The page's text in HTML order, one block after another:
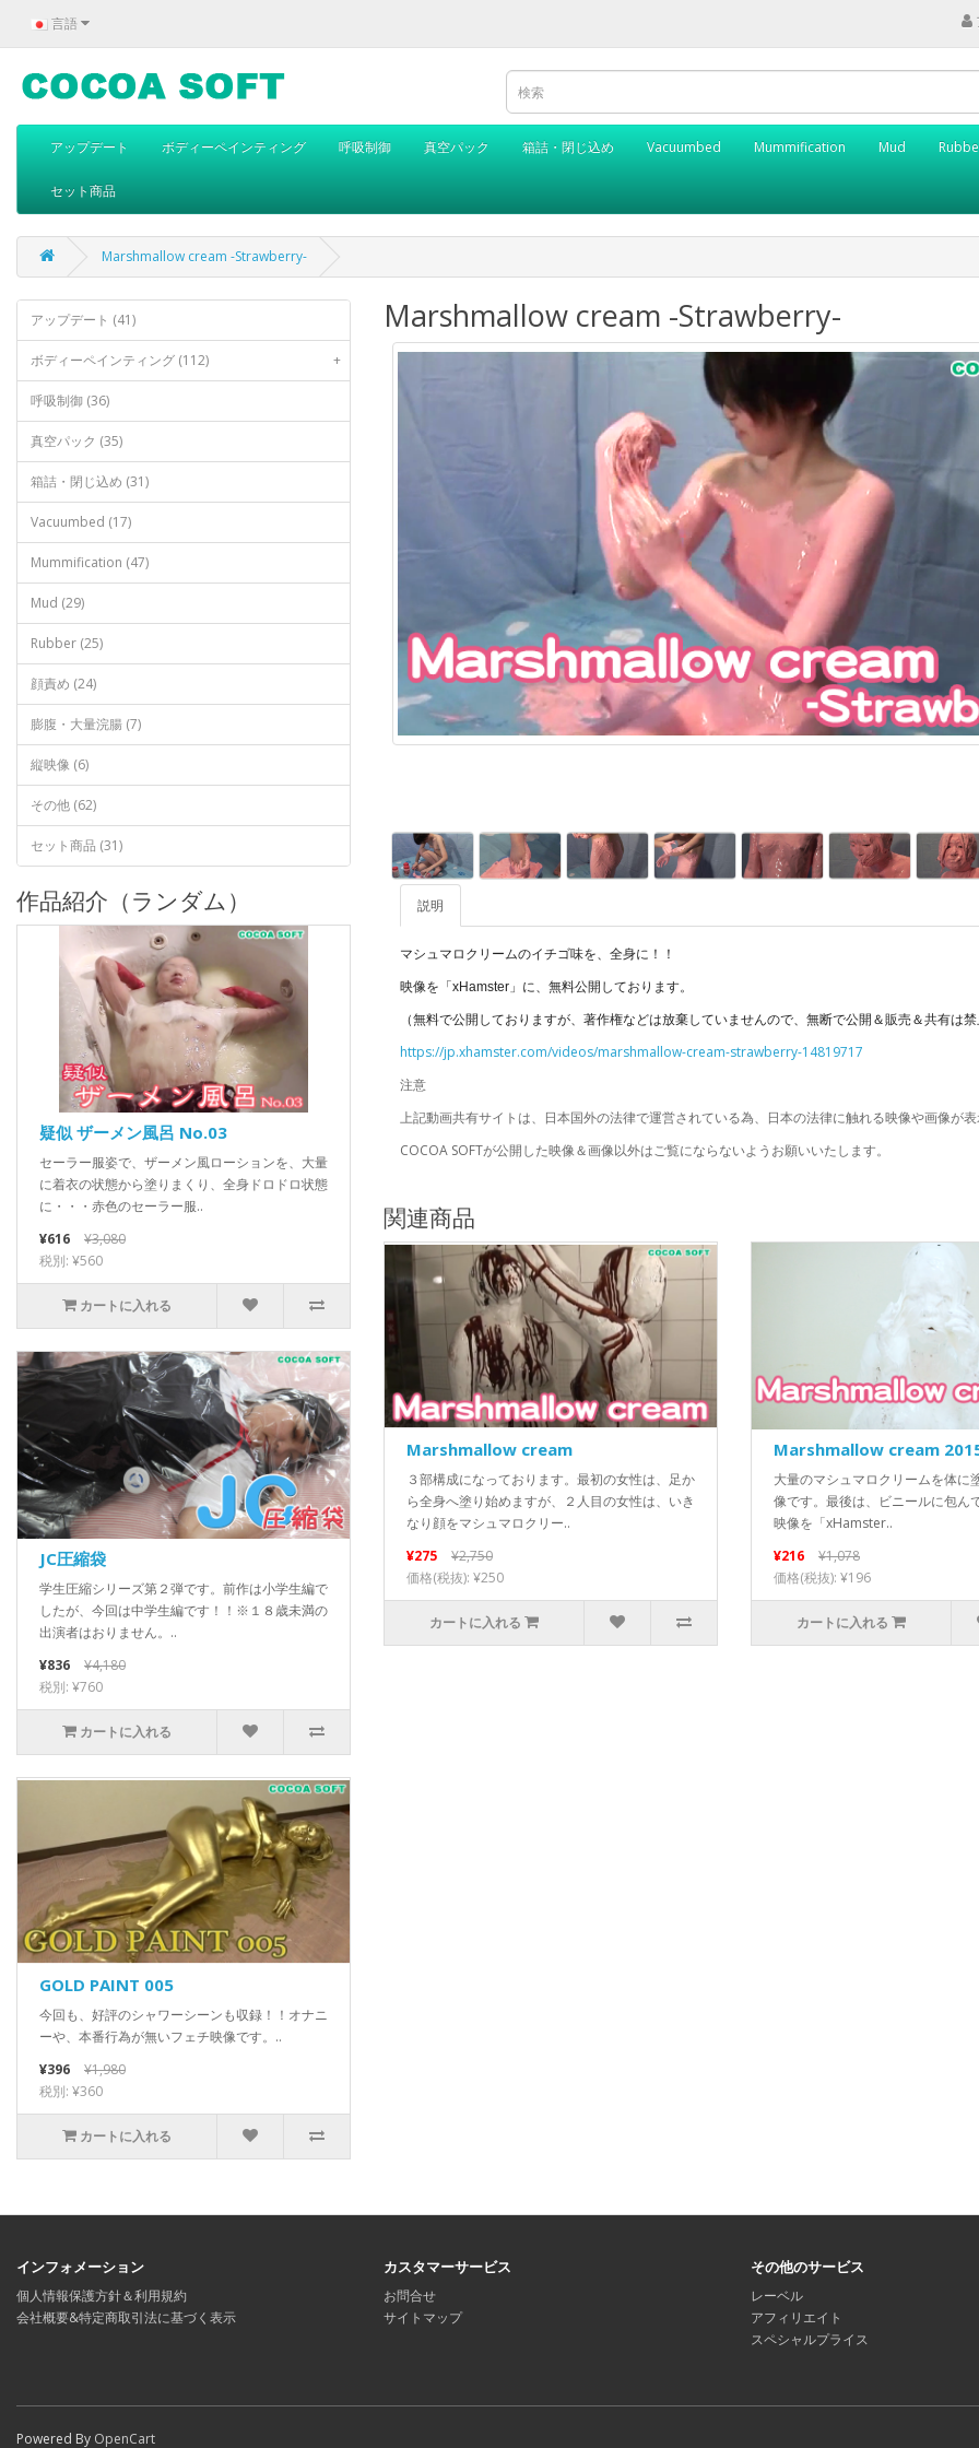
言語
アップデート ボディーペインティング 呼吸制御 真空パック 箱詰・閉じ込め Vacuumbed Mummification Mud
セット商品
Marshmallow cream -Strawberry-
アップデート (41)
ボディーペインティング (112) +
呼吸制御 (36)
真空パック (35)
箱詰・閉じ込め (31)
Vacuumbed (17)
Mummification (47)
Mud (29)
Rubber (25)
顔責め (24)
膨腹・大量浣腸 (7)
縦映像 (6)
その他 (62)
セット商品 (31)
作品紹介（ランダム）
疑似 ザーメン風呂 No.03
セーラー服姿で、ザーメン風ローションを、大量
に着衣の状態から塗りまくり、全身ドロドロ状態
に・・・赤色のセーラー服..
¥616
¥3,080
税別: ¥560
カートに入れる
JC圧縮袋
学生圧縮シリーズ第２弾です。前作は小学生編で
したが、今回は中学生編です！！※１８歳未満の
出演者はおりません。..
¥836
¥4,180
税別: ¥760
カートに入れる
GOLD PAINT 005
今回も、好評のシャワーシーンも収録！！オナニ
ーや、本番行為が無いフェチ映像です。..
¥396
¥1,980
税別: ¥360
カートに入れる
Marshmallow cream -Strawberry-
説明
マシュマロクリームのイチゴ味を、全身に！！
映像を「xHamster」に、無料公開しております。
（無料で公開しておりますが、著作権などは放棄していませんので、無断で公開＆販売＆共有は禁
https://jp.xhamster.com/videos/marshmallow-cream-strawberry-14819717
注意
上記動画共有サイトは、日本国外の法律で運営されている為、日本の法律に触れる映像や画像が表
COCOA SOFTが公開した映像＆画像以外はご覧にならないようお願いいたします。
関連商品
Marshmallow cream
３部構成になっております。最初の女性は、足か
ら全身へ塗り始めますが、２人目の女性は、いき
なり顔をマシュマロクリー..
¥275
¥2,750
価格(税抜): ¥250
カートに入れる
Marshmallow cream
大量のマシュマロクリームを体に
像です。最後は、ビニールに包ん
映像を「xHamster..
¥216
¥1,078
価格(税抜): ¥196
カートに入れる
インフォメーション
個人情報保護方針＆利用規約
会社概要&特定商取引法に基づく表示
カスタマーサービス
お問合せ
サイトマップ
その他のサービス
レーベル
アフィリエイト
スペシャルプライス
Powered By OpenCart